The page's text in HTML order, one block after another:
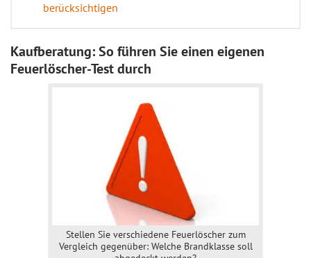
berücksichtigen
Kaufberatung: So führen Sie einen eigenen
Feuerlöscher-Test durch
Stellen Sie verschiedene Feuerlöscher zum
Vergleich gegenüber: Welche Brandklasse soll